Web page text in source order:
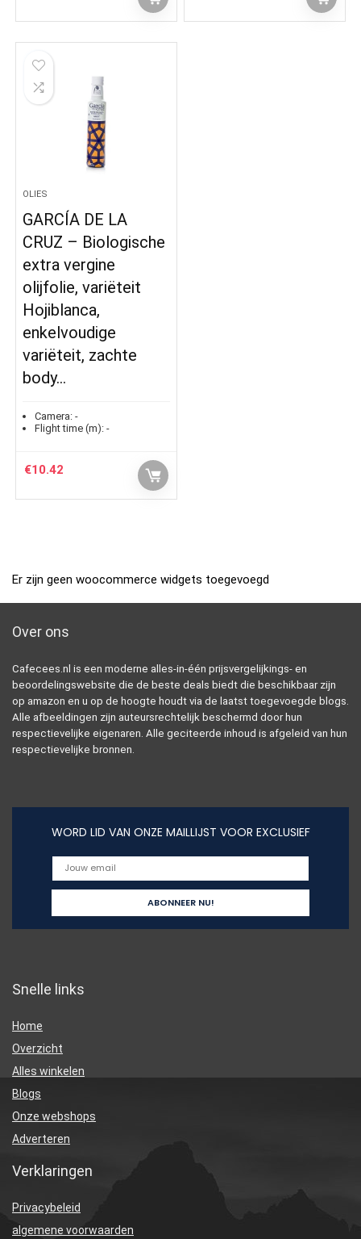
OLIES
GARCÍA DE LA
CRUZ – Biologische
extra vergine
olijfolie, variëteit
Hojiblanca,
enkelvoudige
variëteit, zachte
body…
Camera: -
Flight time (m): -
€10.42
Er zijn geen woocommerce widgets toegevoegd
Over ons
Cafecees.nl is een moderne alles-in-één prijsvergelijkings- en
beoordelingswebsite die de beste deals biedt die beschikbaar zijn
op amazon en u op de hoogte houdt via de laatst toegevoegde blogs.
Alle afbeeldingen zijn auteursrechtelijk beschermd door hun
respectievelijke eigenaren. Alle geciteerde inhoud is afgeleid van hun
respectievelijke bronnen.
WORD LID VAN ONZE MAILLIJST VOOR EXCLUSIEF
Snelle links
Home
Overzicht
Alles winkelen
Blogs
Onze webshops
Adverteren
Verklaringen
Privacybeleid
algemene voorwaarden